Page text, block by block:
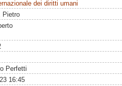
dei diritti umani
Pietro
Perfetti
16:45